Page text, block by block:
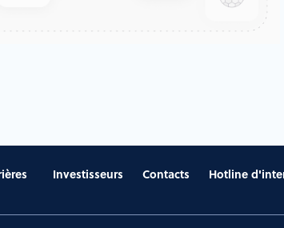
Investisseurs Contacts Hotline